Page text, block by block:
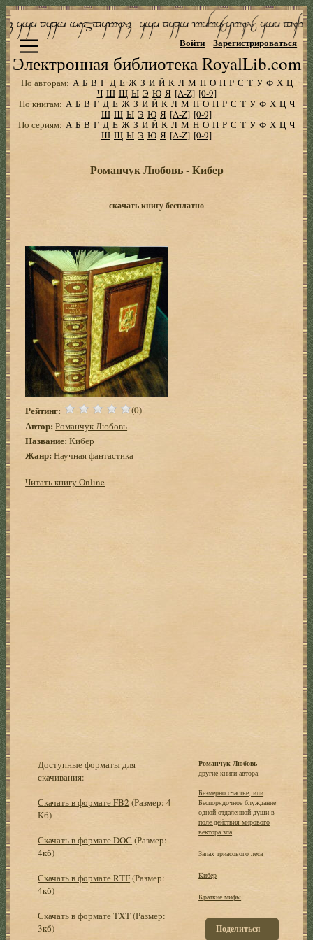
Электронная библиотека RoyalLib.com
Войти Зарегистрироваться
По авторам: А Б В Г Д Е Ж З И Й К Л М Н О П Р С Т У Ф Х Ц
Ч Ш Щ Ы Э Ю Я [A-Z] [0-9]
По книгам: А Б В Г Д Е Ж З И Й К Л М Н О П Р С Т У Ф Х Ц Ч
Ш Щ Ы Э Ю Я [A-Z] [0-9]
По сериям: А Б В Г Д Е Ж З И Й К Л М Н О П Р С Т У Ф Х Ц Ч
Ш Щ Ы Э Ю Я [A-Z] [0-9]
Романчук Любовь - Кибер
скачать книгу бесплатно
Рейтинг: (0)
Автор: Романчук Любовь
Название: Кибер
Жанр: Научная фантастика
Читать книгу Online
Доступные форматы для
скачивания:
Скачать в формате FB2 (Размер: 4
Кб)
Скачать в формате DOC (Размер:
4кб)
Скачать в формате RTF(Размер:
4кб)
Скачать в формате TXT(Размер:
3кб)
Романчук Любовь
другие книги автора:
Безмерно счастье, или
Беспорядочное блуждание
одной отдаленной души в
поле действия мирового
вектора зла
Запах триасового леса
Кибер
Краткие мифы
Поделиться